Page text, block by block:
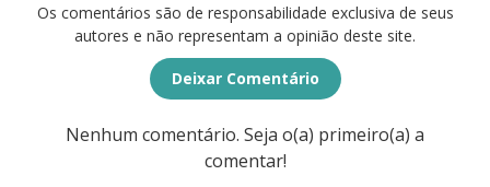
Os comentários são de responsabilidade exclusiva de seus
autores e não representam a opinião deste site.
Deixar Comentário
Nenhum comentário. Seja o(a) primeiro(a) a
comentar!